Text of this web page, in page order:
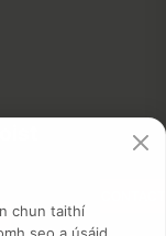
chun taithí